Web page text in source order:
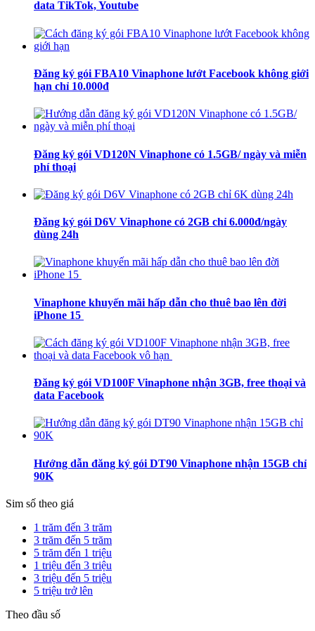
data TikTok, Youtube
Đăng ký gói FBA10 Vinaphone lướt Facebook không giới
hạn chỉ 10.000đ
Đăng ký gói VD120N Vinaphone có 1.5GB/ ngày và miễn
phí thoại
Đăng ký gói D6V Vinaphone có 2GB chỉ 6.000đ/ngày
dùng 24h
Vinaphone khuyến mãi hấp dẫn cho thuê bao lên đời
iPhone 15
Đăng ký gói VD100F Vinaphone nhận 3GB, free thoại và
data Facebook
Hướng dẫn đăng ký gói DT90 Vinaphone nhận 15GB chỉ
90K
Sim số theo giá
1 trăm đến 3 trăm
3 trăm đến 5 trăm
5 trăm đến 1 triệu
1 triệu đến 3 triệu
3 triệu đến 5 triệu
5 triệu trở lên
Theo đầu số